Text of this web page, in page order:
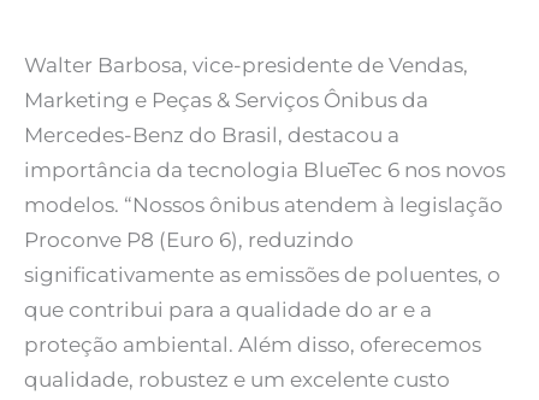
Walter Barbosa, vice-presidente de Vendas,
Marketing e Peças & Serviços Ônibus da
Mercedes-Benz do Brasil, destacou a
importância da tecnologia BlueTec 6 nos novos
modelos. “Nossos ônibus atendem à legislação
Proconve P8 (Euro 6), reduzindo
significativamente as emissões de poluentes, o
que contribui para a qualidade do ar e a
proteção ambiental. Além disso, oferecemos
qualidade, robustez e um excelente custo